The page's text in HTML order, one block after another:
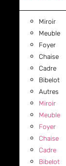
Miroir
Meuble
Foyer
Chaise
Cadre
Bibelot
Autres
Miroir
Meuble
Foyer
Chaise
Cadre
Bibelot